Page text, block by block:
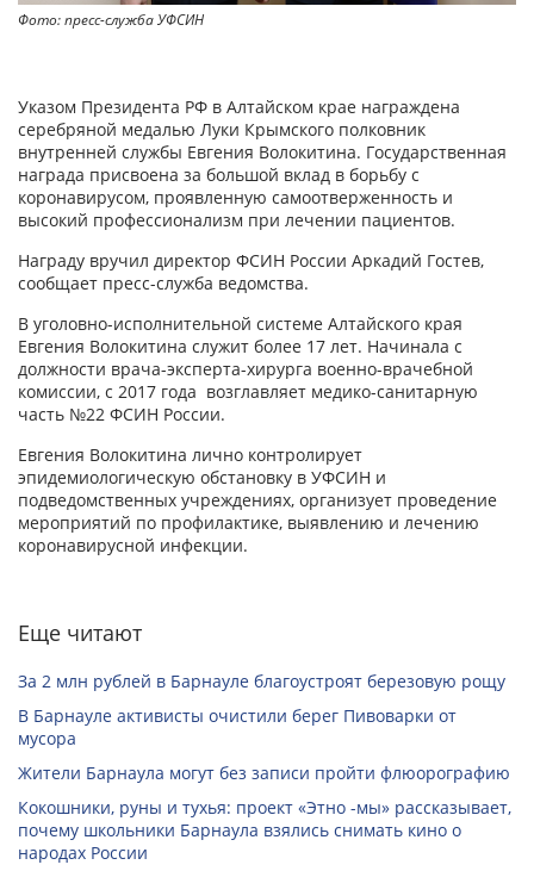
Фото: пресс-служба УФСИН
Указом Президента РФ в Алтайском крае награждена
серебряной медалью Луки Крымского полковник
внутренней службы Евгения Волокитина. Государственная
награда присвоена за большой вклад в борьбу с
коронавирусом, проявленную самоотверженность и
высокий профессионализм при лечении пациентов.
Награду вручил директор ФСИН России Аркадий Гостев,
сообщает пресс-служба ведомства.
В уголовно-исполнительной системе Алтайского края
Евгения Волокитина служит более 17 лет. Начинала с
должности врача-эксперта-хирурга военно-врачебной
комиссии, с 2017 года возглавляет медико-санитарную
часть №22 ФСИН России.
Евгения Волокитина лично контролирует
эпидемиологическую обстановку в УФСИН и
подведомственных учреждениях, организует проведение
мероприятий по профилактике, выявлению и лечению
коронавирусной инфекции.
Еще читают
За 2 млн рублей в Барнауле благоустроят березовую рощу
В Барнауле активисты очистили берег Пивоварки от
мусора
Жители Барнаула могут без записи пройти флюорографию
Кокошники, руны и тухья: проект «Этно -мы» рассказывает,
почему школьники Барнаула взялись снимать кино о
народах России